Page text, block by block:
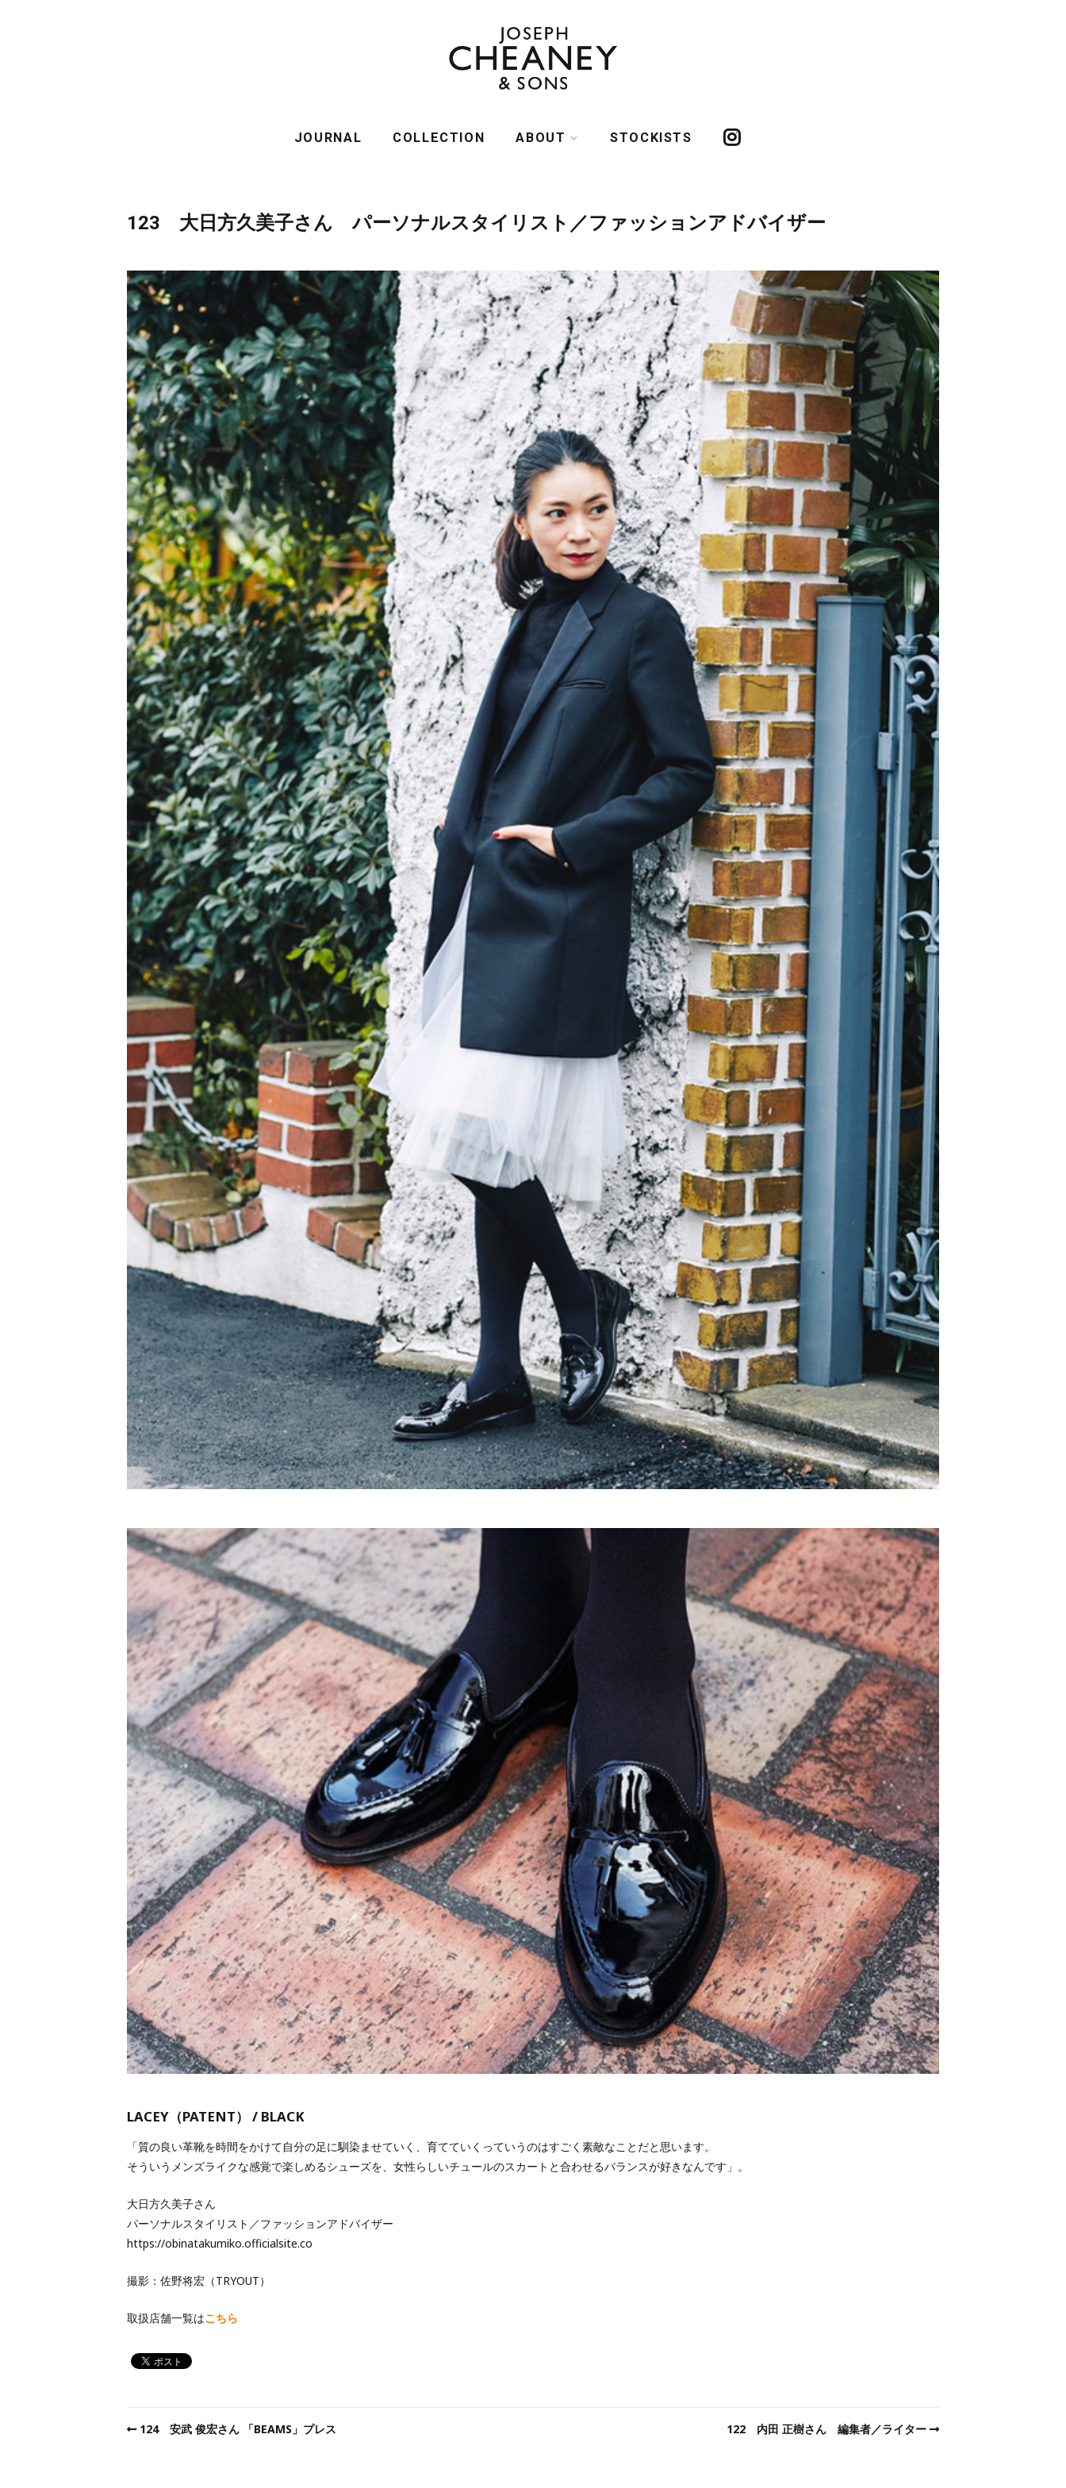
JOURNAL COLLECTION ABOUT
LAST COLLECTION
STOCKISTS
123 大日方久美子さん パーソナルスタイリスト／ファッションアドバイザー
LACEY（PATENT） / BLACK
「質の良い革靴を時間をかけて自分の足に馴染ませていく、育てていくっていうのはすごく素敵なことだと思います。
そういうメンズライクな感覚で楽しめるシューズを、女性らしいチュールのスカートと合わせるバランスが好きなんです」。
大日方久美子さん
パーソナルスタイリスト／ファッションアドバイザー
https://obinatakumiko.officialsite.co
撮影：佐野将宏（TRYOUT）
取扱店舗一覧はこちら
124 安武 俊宏さん 「BEAMS」プレス 122 内田 正樹さん 編集者／ライター